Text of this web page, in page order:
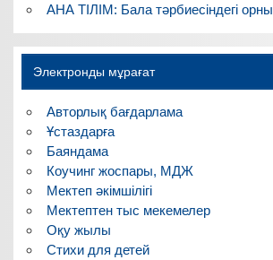
АНА ТІЛІМ: Бала тәрбиесіндегі орны
Электронды мұрағат
Авторлық бағдарлама
Ұстаздарға
Баяндама
Коучинг жоспары, МДЖ
Мектеп әкімшілігі
Мектептен тыс мекемелер
Оқу жылы
Стихи для детей